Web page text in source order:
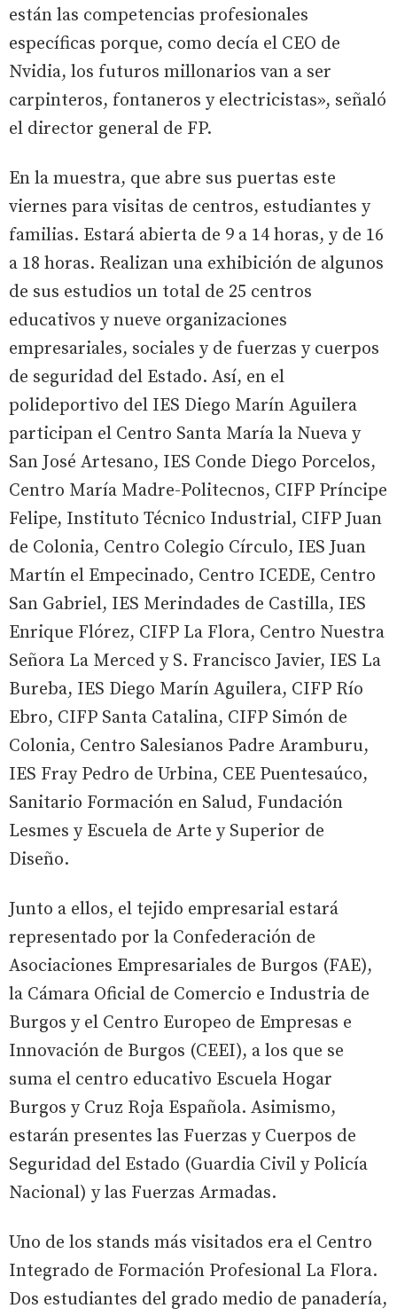
están las competencias profesionales
específicas porque, como decía el CEO de
Nvidia, los futuros millonarios van a ser
carpinteros, fontaneros y electricistas», señaló
el director general de FP.
En la muestra, que abre sus puertas este
viernes para visitas de centros, estudiantes y
familias. Estará abierta de 9 a 14 horas, y de 16
a 18 horas. Realizan una exhibición de algunos
de sus estudios un total de 25 centros
educativos y nueve organizaciones
empresariales, sociales y de fuerzas y cuerpos
de seguridad del Estado. Así, en el
polideportivo del IES Diego Marín Aguilera
participan el Centro Santa María la Nueva y
San José Artesano, IES Conde Diego Porcelos,
Centro María Madre-Politecnos, CIFP Príncipe
Felipe, Instituto Técnico Industrial, CIFP Juan
de Colonia, Centro Colegio Círculo, IES Juan
Martín el Empecinado, Centro ICEDE, Centro
San Gabriel, IES Merindades de Castilla, IES
Enrique Flórez, CIFP La Flora, Centro Nuestra
Señora La Merced y S. Francisco Javier, IES La
Bureba, IES Diego Marín Aguilera, CIFP Río
Ebro, CIFP Santa Catalina, CIFP Simón de
Colonia, Centro Salesianos Padre Aramburu,
IES Fray Pedro de Urbina, CEE Puentesaúco,
Sanitario Formación en Salud, Fundación
Lesmes y Escuela de Arte y Superior de
Diseño.
Junto a ellos, el tejido empresarial estará
representado por la Confederación de
Asociaciones Empresariales de Burgos (FAE),
la Cámara Oficial de Comercio e Industria de
Burgos y el Centro Europeo de Empresas e
Innovación de Burgos (CEEI), a los que se
suma el centro educativo Escuela Hogar
Burgos y Cruz Roja Española. Asimismo,
estarán presentes las Fuerzas y Cuerpos de
Seguridad del Estado (Guardia Civil y Policía
Nacional) y las Fuerzas Armadas.
Uno de los stands más visitados era el Centro
Integrado de Formación Profesional La Flora.
Dos estudiantes del grado medio de panadería,